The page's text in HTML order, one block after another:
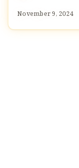
November 9, 2024